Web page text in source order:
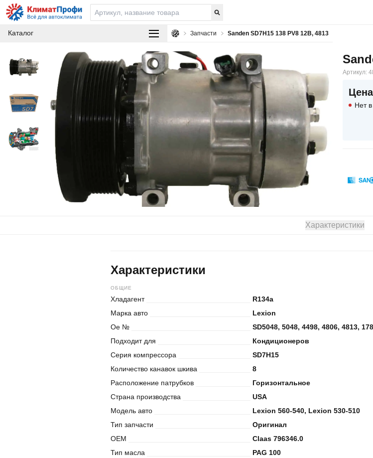
Каталог
Запчасти Sanden SD7H15 138 PV8 12В, 4813
Артикул:
Нет
Характеристики
Характеристики
ОБЩИЕ
Хладагент
R134a
Марка авто
Lexion
Oe №
SD5048, 5048, 4498, 4806, 4813,
Подходит для
Кондиционеров
Серия компрессора
SD7H15
Количество канавок шкива
8
Расположение патрубков
Горизонтальное
Страна производства
USA
Модель авто
Lexion 560-540, Lexion 530-510
Тип запчасти
Оригинал
OEM
Claas 796346.0
Тип масла
PAG 100